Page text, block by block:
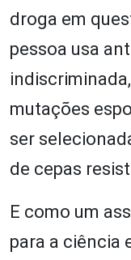
droga em
pessoa usa
mutações
ser
de cepas
E como um
para a ciência